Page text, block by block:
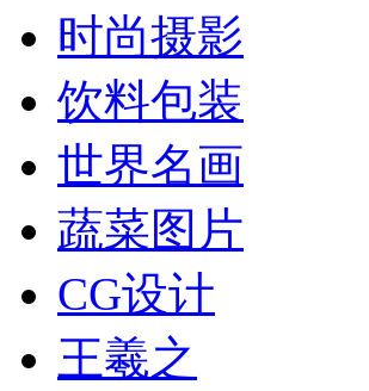
时尚摄影
饮料包装
世界名画
蔬菜图片
CG设计
王羲之